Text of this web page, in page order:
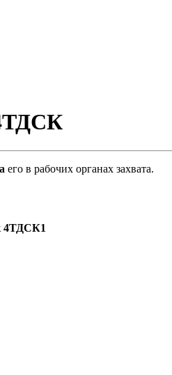
его в рабочих органах захвата.
4ТДСК1